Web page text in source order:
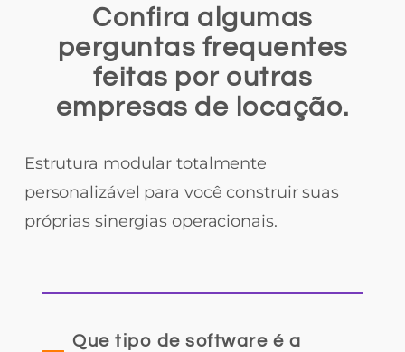
Confira algumas
perguntas frequentes
feitas por outras
empresas de locação.
Estrutura modular totalmente
personalizável para você construir suas
próprias sinergias operacionais.
Que tipo de software é a